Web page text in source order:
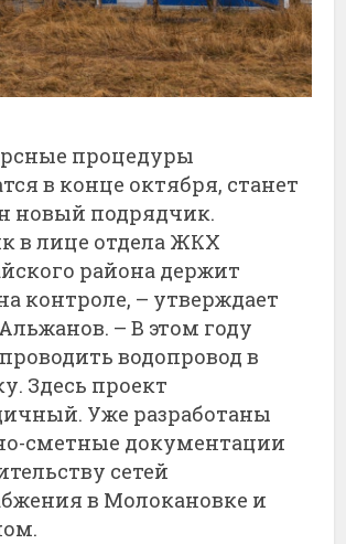
процедуры
в конце октября, станет
новый подрядчик.
в лице отдела ЖКХ
района держит
контроле, – утверждает
– В этом году
водопровод в
Здесь проект
Уже разработаны
сметные документации
сетей
в Молокановке и